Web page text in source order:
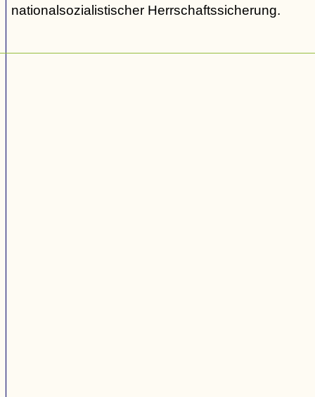
nationalsozialistischer Herrschaftssicherung.